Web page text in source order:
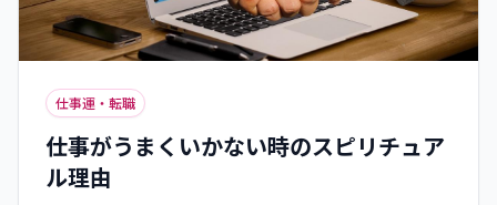
仕事運・転職
仕事がうまくいかない時のスピリチュア
ル理由